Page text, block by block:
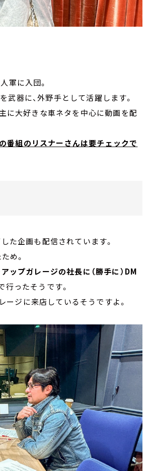
軍に入団。
武器に、外野手として活躍します。
に大好きな車ネタを中心に動画を配
番組のリスナーさんは要チェックで
た企画も配信されています。
め。
ップガレージの社長に（勝手に）DM
行ったそうです。
ージに来店しているそうですよ。